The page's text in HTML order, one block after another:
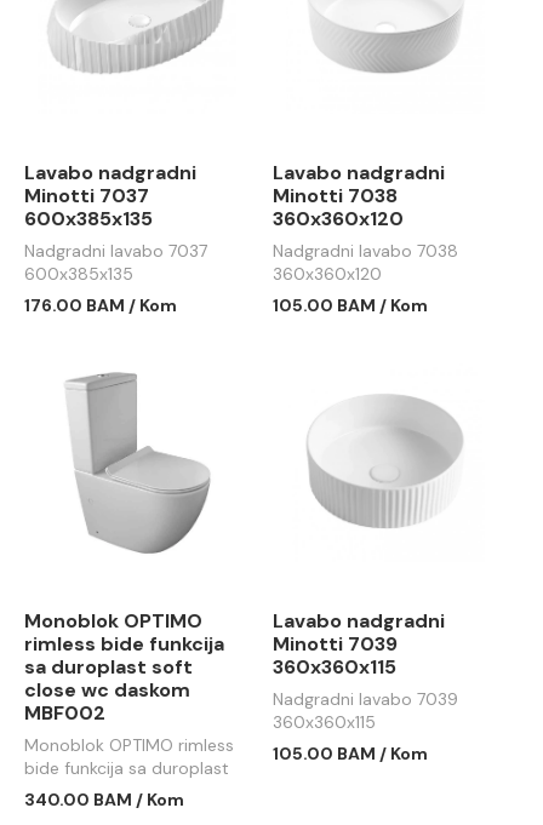
Lavabo nadgradni
Minotti 7037
600x385x135
Nadgradni lavabo 7037
600x385x135
176.00 BAM / Kom
Lavabo nadgradni
Minotti 7038
360x360x120
Nadgradni lavabo 7038
360x360x120
105.00 BAM / Kom
Monoblok OPTIMO
rimless bide funkcija
sa duroplast soft
close wc daskom
MBF002
Monoblok OPTIMO rimless
bide funkcija sa duroplast
soft close wc daskom
340.00 BAM / Kom
Lavabo nadgradni
Minotti 7039
360x360x115
Nadgradni lavabo 7039
360x360x115
105.00 BAM / Kom